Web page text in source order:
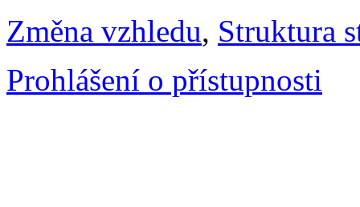
Změna vzhledu, Struktura
Prohlášení o přístupnosti